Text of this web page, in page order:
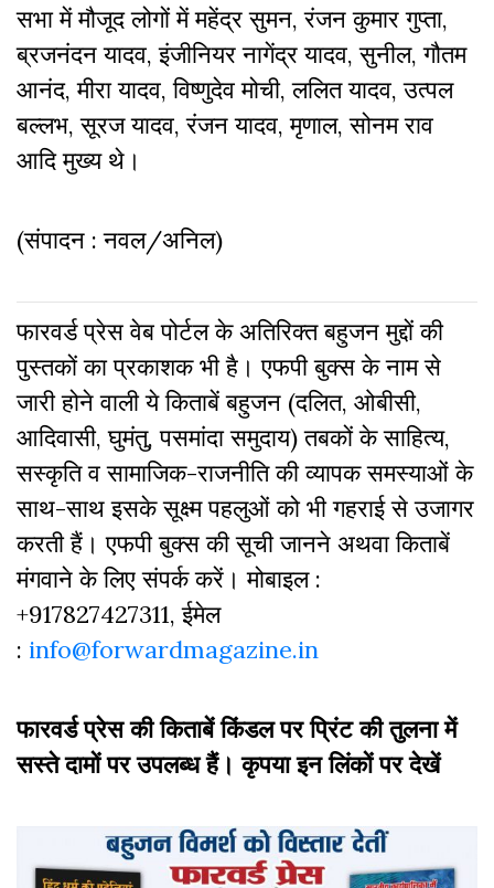
सभा में मौजूद लोगों में महेंद्र सुमन, रंजन कुमार गुप्ता,
ब्रजनंदन यादव, इंजीनियर नागेंद्र यादव, सुनील, गौतम
आनंद, मीरा यादव, विष्णुदेव मोची, ललित यादव, उत्पल
बल्लभ, सूरज यादव, रंजन यादव, मृणाल, सोनम राव
आदि मुख्य थे।
(संपादन : नवल/अनिल)
फारवर्ड प्रेस वेब पोर्टल के अतिरिक्‍त बहुजन मुद्दों की
पुस्‍तकों का प्रकाशक भी है। एफपी बुक्‍स के नाम से
जारी होने वाली ये किताबें बहुजन (दलित, ओबीसी,
आदिवासी, घुमंतु, पसमांदा समुदाय) तबकों के साहित्‍य,
सस्‍क‍ृति व सामाजिक-राजनीति की व्‍यापक समस्‍याओं के
साथ-साथ इसके सूक्ष्म पहलुओं को भी गहराई से उजागर
करती हैं। एफपी बुक्‍स की सूची जानने अथवा किताबें
मंगवाने के लिए संपर्क करें। मोबाइल :
+917827427311, ईमेल
: info@forwardmagazine.in
फारवर्ड प्रेस की किताबें किंडल पर प्रिंट की तुलना में
सस्ते दामों पर उपलब्ध हैं। कृपया इन लिंकों पर देखें